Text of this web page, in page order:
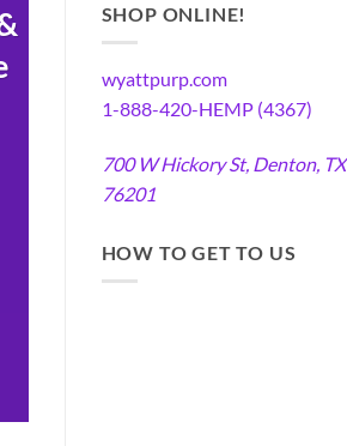
SHOP ONLINE!
wyattpurp.com
1-888-420-HEMP (4367)
700 W Hickory St, Denton, TX
76201
HOW TO GET TO US